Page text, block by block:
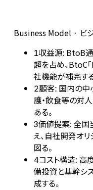
Business Model · ビ
1収益源: BtoB通
超を占め、BtoC
社機能が補完する
2顧客: 国内の中
護・飲食等の対
ある。
3価値提案: 全国
え、自社開発オ
図る。
4コスト構造: 高
備投資と基幹シ
成する。